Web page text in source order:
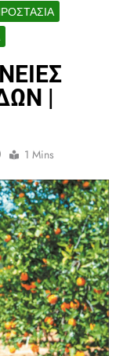
|
1 Mins